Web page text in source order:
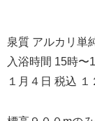
泉質 アルカリ単
入浴時間 15時〜
１月４日 税込 １